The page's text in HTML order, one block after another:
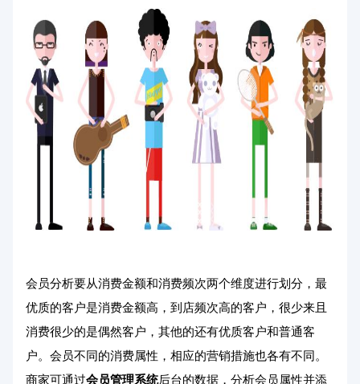
会员分析要从消费金额和消费频次两个维度进行划分，最
优质的客户是消费金额高，到店频次高的客户，很少来且
消费很少的是偶然客户，其他的还有优质客户和普通客
户。会员不同的消费属性，相应的营销措施也各有不同。
商家可通过会员管理系统后台的数据，分析会员属性并添